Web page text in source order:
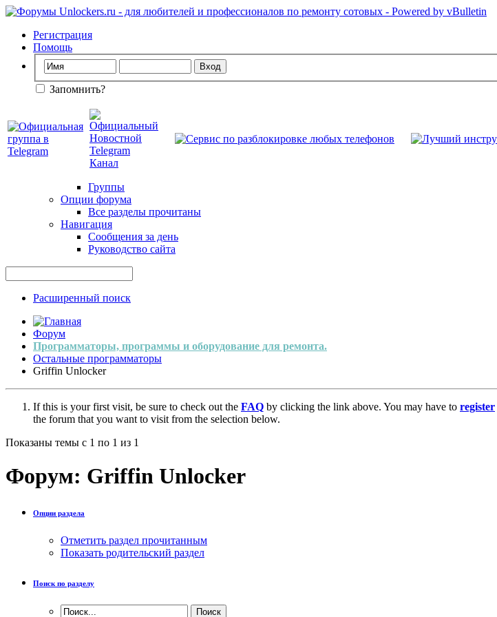
Регистрация
Помощь
Запомнить?
Группы
Опции форума
Все разделы прочитаны
Навигация
Сообщения за день
Руководство сайта
Расширенный поиск
Форум
Программаторы, программы и оборудование для ремонта.
Остальные программаторы
Griffin Unlocker
If this is your first visit, be sure to check out the FAQ by clicking the link above. You may have to register
the forum that you want to visit from the selection below.
Показаны темы с 1 по 1 из 1
Форум: Griffin Unlocker
Опции раздела
Отметить раздел прочитанным
Показать родительский раздел
Поиск по разделу